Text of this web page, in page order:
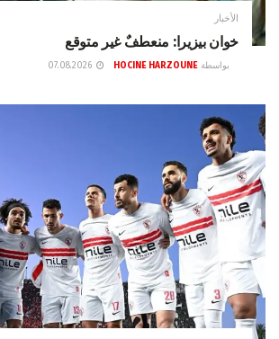
الأخبار
خوان بيزيرا: منعطفٌ غير متوقع
بواسطة HOCINE HARZOUNE